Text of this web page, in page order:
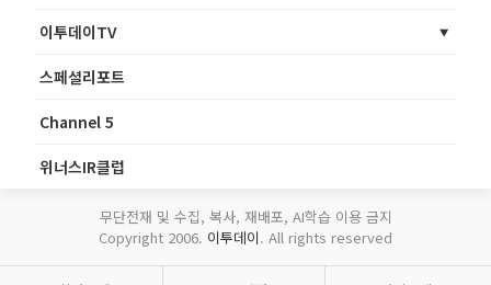
이투데이TV
스페셜리포트
Channel 5
위너스IR클럽
무단전재 및 수집, 복사, 재배포, AI학습 이용 금지
Copyright 2006. 이투데이. All rights reserved